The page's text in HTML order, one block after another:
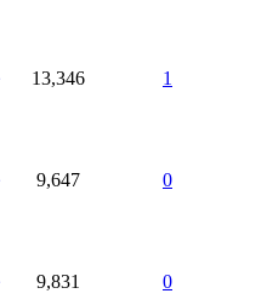
1
13,346
0
9,647
0
9,831